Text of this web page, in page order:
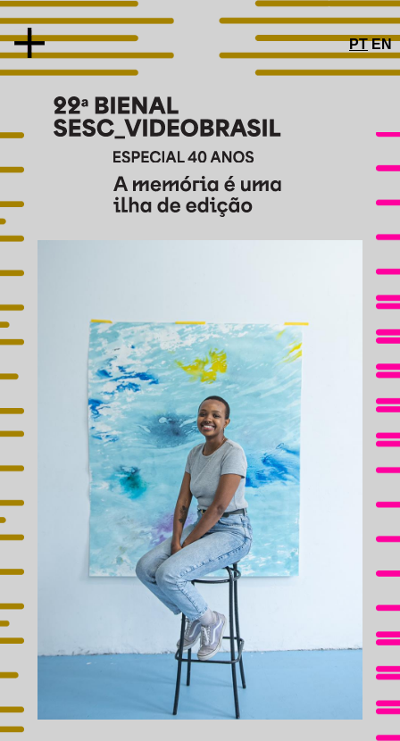
PT EN
TROFÉU
COMITÊ DE PRÉ-SELEÇÃO
ESPECIAL 40 ANOS
PROGRAMAS PÚBLICOS
EDUCATIVO
ACESSIBILIDADE
CATÁLOGO
GALERIAS DE FOTOS
IMPRENSA